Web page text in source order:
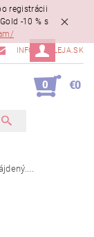
registrácii
-10 % s
INFO@MALEJA.SK
0 €0